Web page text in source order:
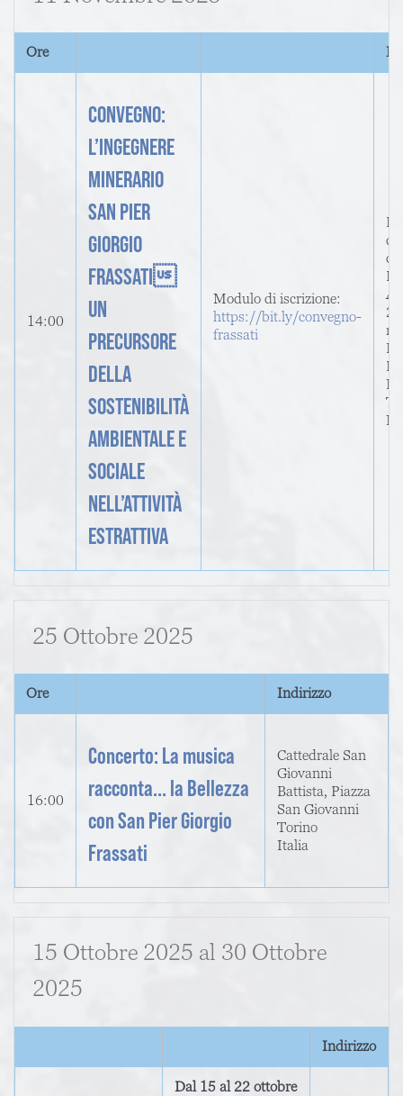
Ore
14:00
CONVEGNO:
L’INGEGNERE
MINERARIO
SAN PIER
GIORGIO
FRASSATI
UN
PRECURSORE
DELLA
SOSTENIBILITÀ
AMBIENTALE E
SOCIALE
NELL’ATTIVITÀ
ESTRATTIVA
Modulo di iscrizione:
https://bit.ly/convegno-
frassati
di
25 Ottobre 2025
Ore Indirizzo
16:00
Concerto: La musica
racconta... la Bellezza
con San Pier Giorgio
Frassati
Cattedrale San
Giovanni
Battista, Piazza
San Giovanni
Torino
Italia
15 Ottobre 2025 al 30 Ottobre
2025
Indirizzo
Dal 15 al 22 ottobre